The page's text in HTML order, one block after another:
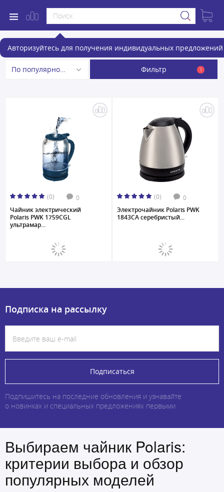
Авторизуйтесь для получения индивидуальных предложений
Электрочайники Polaris
По популярности Фильтр 1
(0) 0
Чайник электрический
Polaris PWK 1759CGL
ультрамар...
(0) 0
Электрочайник Polaris PWK
1843CA серебристый...
Подписка на рассылку
Подписаться
Подпишитесь на последние обновления и узнавайте
о новинках и специальных предложениях первыми
Выбираем чайник Polaris:
критерии выбора и обзор
популярных моделей